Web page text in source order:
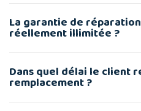
La garantie de
réellement illimitée ?
Dans quel délai le client
remplacement ?